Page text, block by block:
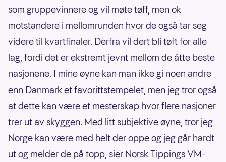
som gruppevinnere og vil møte tøff, men ok
motstandere i mellomrunden hvor de også tar seg
videre til kvartfinaler. Derfra vil dert bli tøft for alle
lag, fordi det er ekstremt jevnt mellom de åtte beste
nasjonene. I mine øyne kan man ikke gi noen andre
enn Danmark et favorittstempelet, men jeg tror også
at dette kan være et mesterskap hvor flere nasjoner
trer ut av skyggen. Med litt subjektive øyne, tror jeg
Norge kan være med helt der oppe og jeg går hardt
ut og melder de på topp, sier Norsk Tippings VM-